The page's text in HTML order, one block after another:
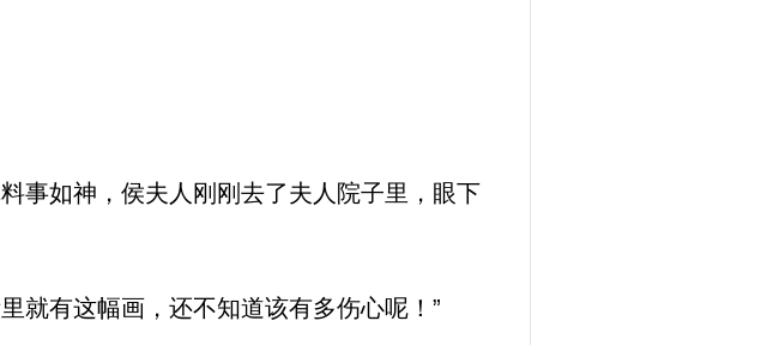
事如神，侯夫人刚刚去了夫人院子里，眼下
就有这幅画，还不知道该有多伤心呢！”